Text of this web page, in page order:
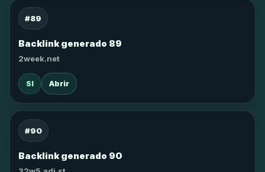
#89
Backlink generado 89
2week.net
SI Abrir
#90
Backlink generado 90